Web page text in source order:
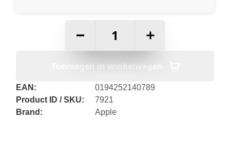
+
Toevoegen in winkelwagen
EAN:
0194252140789
Product ID / SKU:
7921
Brand:
Apple